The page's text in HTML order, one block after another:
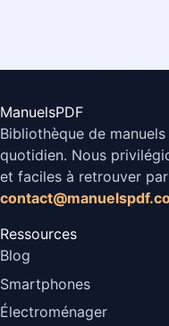
ManuelsPDF
Bibliothèque de
quotidien. Nous
et faciles à retrouver
Ressources
Blog
Smartphones
Électroménager